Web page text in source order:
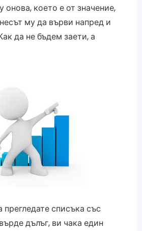
онова, което е от значение,
му да върви напред и
да не бъдем заети, а
списъка със
дълъг, ви чака един